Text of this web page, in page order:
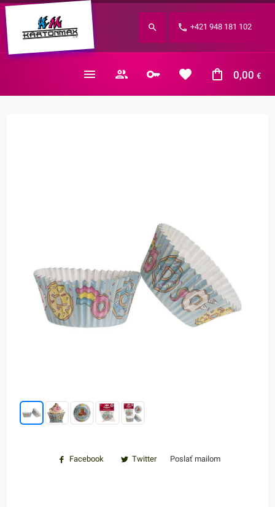
+421 948 181 102
0,00 €
Zabudnuté heslo?
E-mail
Facebook Twitter Poslať mailom